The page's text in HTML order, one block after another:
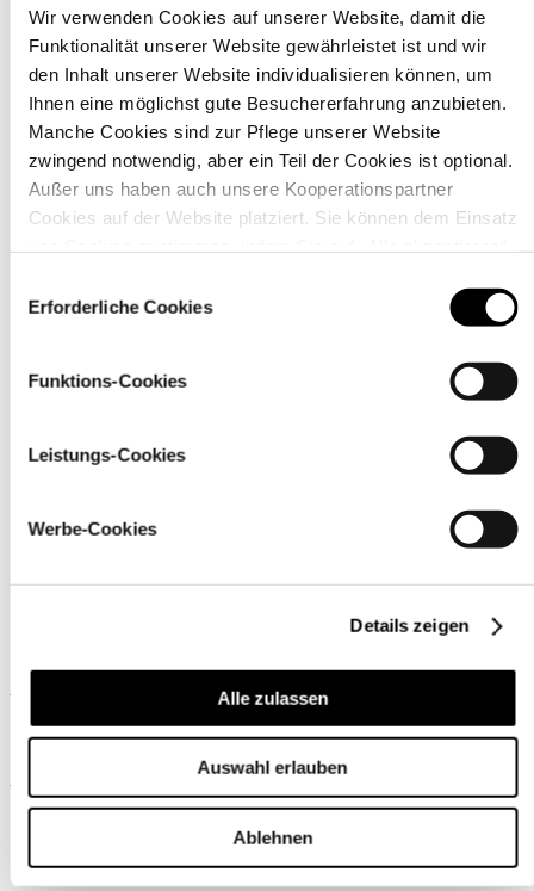
Wir verwenden Cookies auf unserer Website, damit die
Funktionalität unserer Website gewährleistet ist und wir
den Inhalt unserer Website individualisieren können, um
Ihnen eine möglichst gute Besuchererfahrung anzubieten.
Manche Cookies sind zur Pflege unserer Website
zwingend notwendig, aber ein Teil der Cookies ist optional.
Außer uns haben auch unsere Kooperationspartner
Cookies auf der Website platziert. Sie können dem Einsatz
über den Link „Cookie-Einstellungen
Erforderliche Cookies
Funktions-Cookies
Leistungs-Cookies
Werbe-Cookies
Details zeigen
Alle zulassen
Auswahl erlauben
Ablehnen
Material
Ähnliche Produkte
Wird oft zusammen gekauft